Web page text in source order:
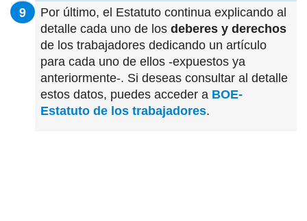
Por último, el Estatuto continua explicando al
detalle cada uno de los deberes y derechos
de los trabajadores dedicando un artículo
para cada uno de ellos -expuestos ya
anteriormente-. Si deseas consultar al detalle
estos datos, puedes acceder a BOE-
Estatuto de los trabajadores.